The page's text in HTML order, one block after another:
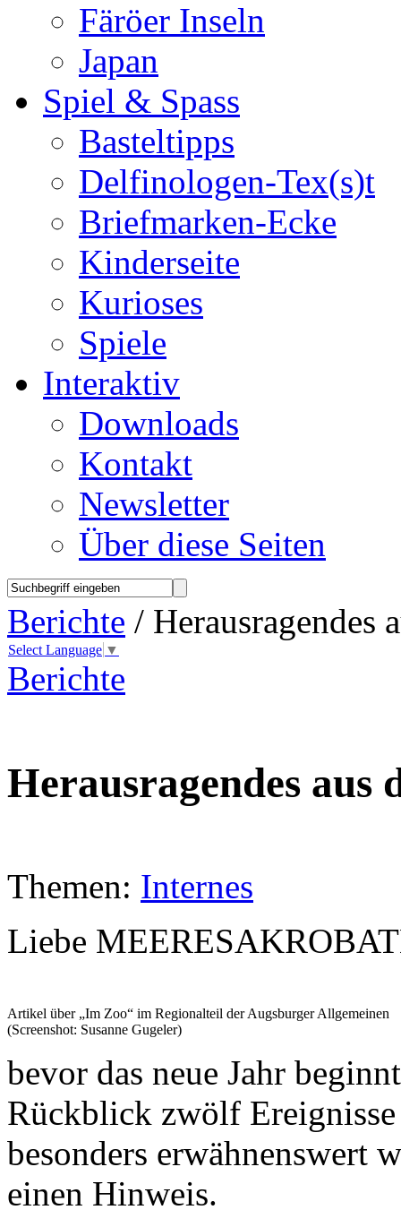
Färöer Inseln
Japan
Spiel & Spass
Basteltipps
Delfinologen-Tex(s)t
Briefmarken-Ecke
Kinderseite
Kurioses
Spiele
Interaktiv
Downloads
Kontakt
Newsletter
Über diese Seiten
Berichte / Herausragendes
Select Language ▼
Berichte
Herausragendes aus
Themen: Internes
Liebe
Artikel über „Im Zoo“ im Regionalteil der Augsburger Allgemeinen
(Screenshot: Susanne Gugeler)
bevor das neue Jahr
Rückblick zwölf
besonders erwähnenswert
einen Hinweis.